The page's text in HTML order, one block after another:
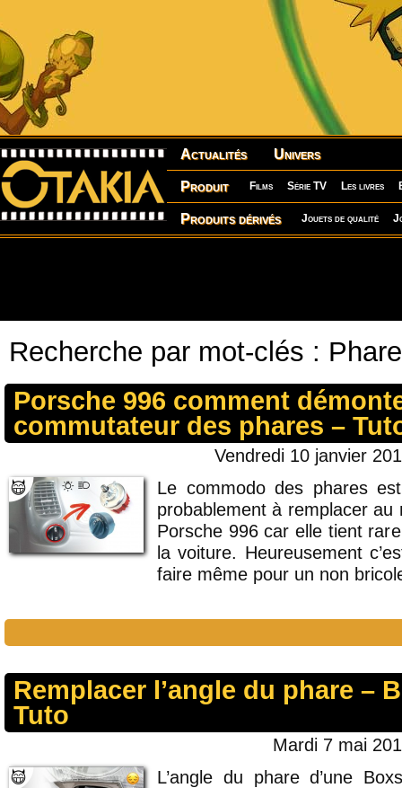
Actualités Univers
Produit Films Série TV Les livres
Produits dérivés Jouets de qualité
Recherche par mot-clés :
Porsche 996 comment
commutateur des phares –
Vendredi 10 janvier
Le commodo des phares
probablement à remplacer
Porsche 996 car elle tient
la voiture. Heureusement
faire même pour un non
Remplacer l’angle du phare –
Tuto
Mardi 7 mai
L’angle du phare d’une